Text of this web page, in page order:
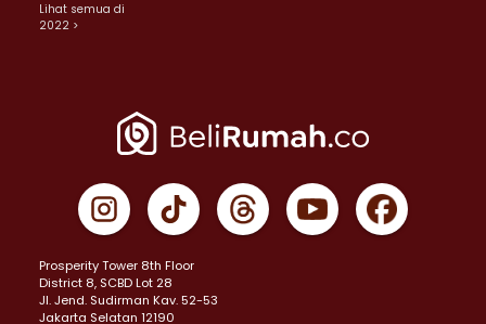
Lihat semua di
2022 >
Prosperity Tower 8th Floor
District 8, SCBD Lot 28
JI. Jend. Sudirman Kav. 52-53
Jakarta Selatan 12190